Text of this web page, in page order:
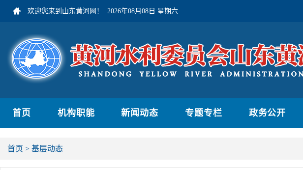
欢迎您来到山东黄河网！ 2026年08月08日 星期六
首页 机构职能 新闻动态 专题专栏 政务公开
首页 > 基层动态